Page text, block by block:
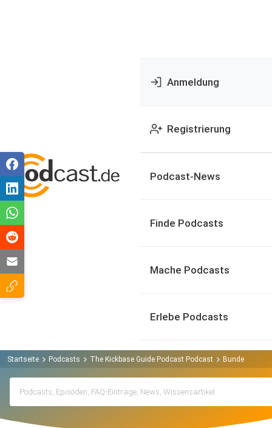
Anmeldung
Registrierung
Podcast-News
Finde Podcasts
Mache Podcasts
Erlebe Podcasts
Startseite Podcasts The Kickbase Guide Podcast Podcast Bundesliga